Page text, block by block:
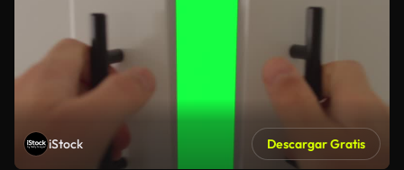
iStock Descargar Gratis